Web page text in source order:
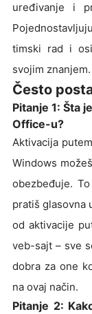
uređivanje i
timski rad i
svojim znanjem.
Često
Pitanje 1: Šta
Office-u?
Aktivacija
Windows
obezbeđuje.
pratiš glasovna
od aktivacije
veb-sajt – sve
dobra za one
na ovaj način.
Pitanje 2: